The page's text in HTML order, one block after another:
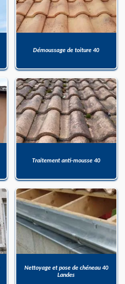
Démoussage de toiture 40
Traitement anti-mousse 40
Nettoyage et pose de chéneau 40
Landes